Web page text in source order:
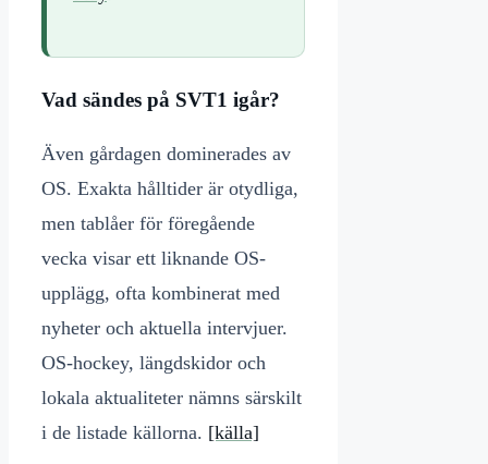
Vad sändes på SVT1 igår?
Även gårdagen dominerades av
OS. Exakta hålltider är otydliga,
men tablåer för föregående
vecka visar ett liknande OS-
upplägg, ofta kombinerat med
nyheter och aktuella intervjuer.
OS-hockey, längdskidor och
lokala aktualiteter nämns särskilt
i de listade källorna. [källa]